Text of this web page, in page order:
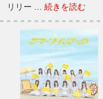
リリー … 続きを読む